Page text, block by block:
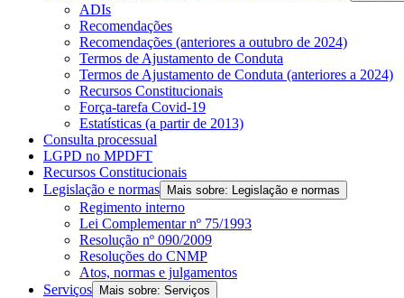
ADIs
Recomendações
Recomendações (anteriores a outubro de 2024)
Termos de Ajustamento de Conduta
Termos de Ajustamento de Conduta (anteriores a 2024)
Recursos Constitucionais
Força-tarefa Covid-19
Estatísticas (a partir de 2013)
Consulta processual
LGPD no MPDFT
Recursos Constitucionais
Legislação e normas
Mais sobre: Legislação e normas
Regimento interno
Lei Complementar nº 75/1993
Resolução nº 090/2009
Resoluções do CNMP
Atos, normas e julgamentos
Serviços
Mais sobre: Serviços